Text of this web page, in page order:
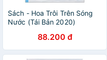
Sách - Hoa Trôi Trên Sóng
Nước (Tái Bản 2020)
88.200 đ